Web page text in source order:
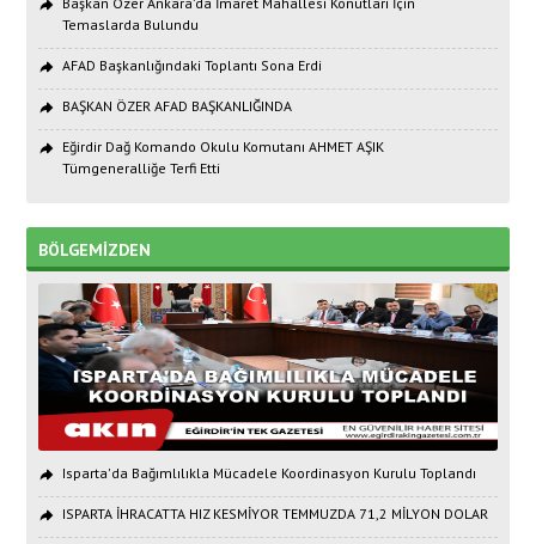
Temaslarda Bulundu
AFAD Başkanlığındaki Toplantı Sona Erdi
BAŞKAN ÖZER AFAD BAŞKANLIĞINDA
Eğirdir Dağ Komando Okulu Komutanı AHMET AŞIK
Tümgeneralliğe Terfi Etti
BÖLGEMİZDEN
Isparta'da Bağımlılıkla Mücadele Koordinasyon Kurulu Toplandı
ISPARTA İHRACATTA HIZ KESMİYOR TEMMUZDA 71,2 MİLYON DOLAR